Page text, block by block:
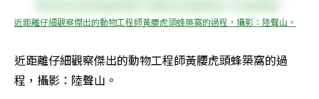
近距離仔細觀察傑出的動物工程師黃腰虎頭蜂築窩的過程，攝影：陸聲山。
近距離仔細觀察傑出的動物工程師黃腰虎頭蜂築窩的過
程，攝影：陸聲山。